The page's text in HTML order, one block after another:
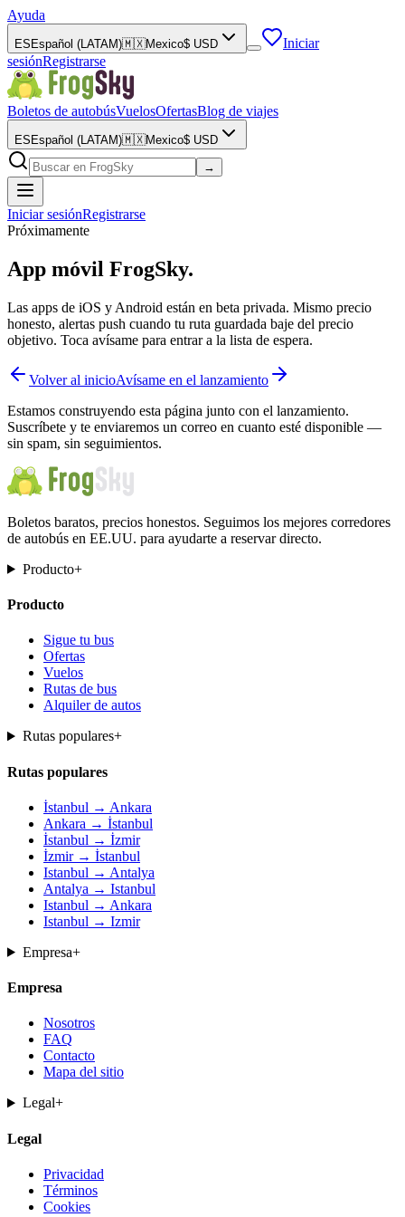
Ayuda
ES Español (LATAM)🇲🇽Mexico$ USD
Iniciar
sesiónRegistrarse
Boletos de autobúsVuelosOfertasBlog de viajes
ES Español (LATAM)🇲🇽Mexico$ USD
→
Iniciar sesiónRegistrarse
Próximamente
App móvil FrogSky.
Las apps de iOS y Android están en beta privada. Mismo precio
honesto, alertas push cuando tu ruta guardada baje del precio
objetivo. Toca avísame para entrar a la lista de espera.
Volver al inicioAvísame en el lanzamiento
Estamos construyendo esta página junto con el lanzamiento.
Suscríbete y te enviaremos un correo en cuanto esté disponible —
sin spam, sin seguimientos.
Boletos baratos, precios honestos. Seguimos los mejores corredores
de autobús en EE.UU. para ayudarte a reservar directo.
Producto+
Producto
Sigue tu bus
Ofertas
Vuelos
Rutas de bus
Alquiler de autos
Rutas populares+
Rutas populares
İstanbul → Ankara
Ankara → İstanbul
İstanbul → İzmir
İzmir → İstanbul
Istanbul → Antalya
Antalya → Istanbul
Istanbul → Ankara
Istanbul → Izmir
Empresa+
Empresa
Nosotros
FAQ
Contacto
Mapa del sitio
Legal+
Legal
Privacidad
Términos
Cookies